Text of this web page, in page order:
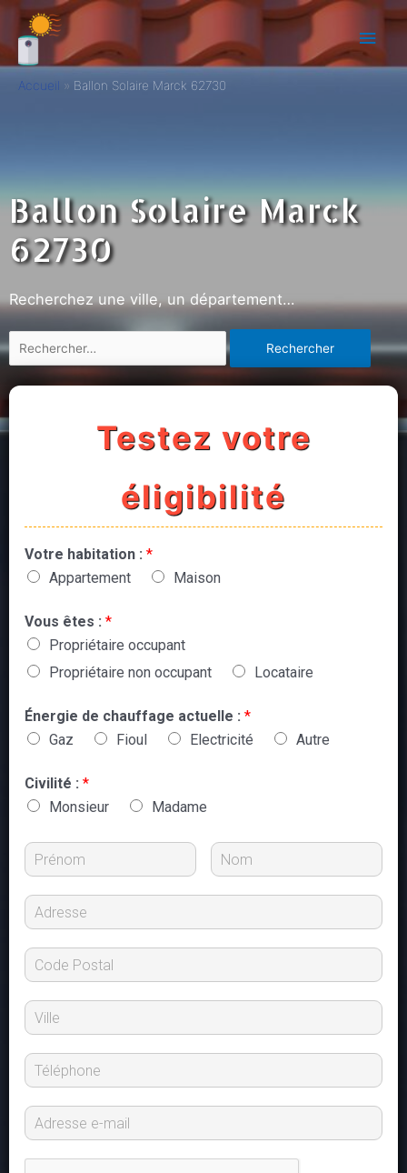
Accueil Ballon Solaire Marck 62730
Ballon Solaire Marck
62730
Recherchez une ville, un département…
Testez votre
éligibilité
Votre habitation : *
Appartement
Maison
Vous êtes : *
Propriétaire occupant
Propriétaire non occupant
Locataire
Énergie de chauffage actuelle : *
Gaz
Fioul Electricité Autre
Civilité : *
Monsieur
Madame